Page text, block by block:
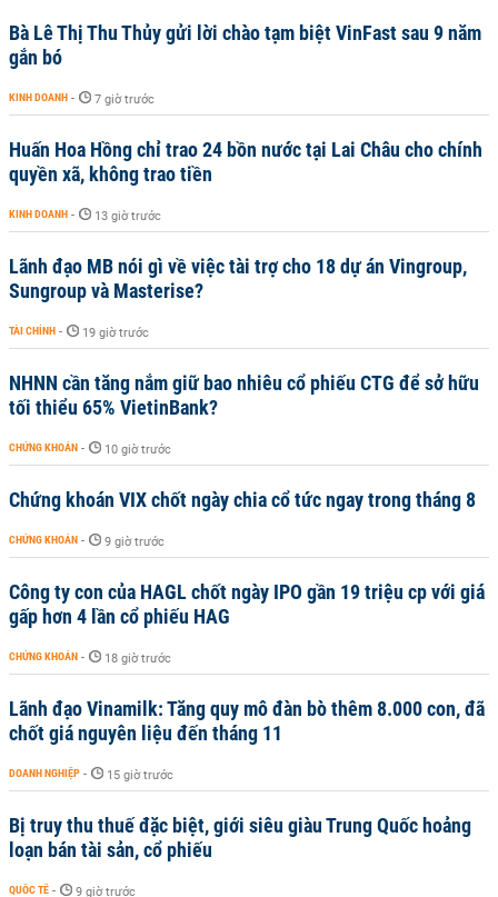
Bà Lê Thị Thu Thủy gửi lời chào tạm biệt VinFast sau 9 năm
gắn bó
KINH DOANH - 7 giờ trước
Huấn Hoa Hồng chỉ trao 24 bồn nước tại Lai Châu cho chính
quyền xã, không trao tiền
KINH DOANH - 13 giờ trước
Lãnh đạo MB nói gì về việc tài trợ cho 18 dự án Vingroup,
Sungroup và Masterise?
TÀI CHÍNH - 19 giờ trước
NHNN cần tăng nắm giữ bao nhiêu cổ phiếu CTG để sở hữu
tối thiểu 65% VietinBank?
CHỨNG KHOÁN - 10 giờ trước
Chứng khoán VIX chốt ngày chia cổ tức ngay trong tháng 8
CHỨNG KHOÁN - 9 giờ trước
Công ty con của HAGL chốt ngày IPO gần 19 triệu cp với giá
gấp hơn 4 lần cổ phiếu HAG
CHỨNG KHOÁN - 18 giờ trước
Lãnh đạo Vinamilk: Tăng quy mô đàn bò thêm 8.000 con, đã
chốt giá nguyên liệu đến tháng 11
DOANH NGHIỆP - 15 giờ trước
Bị truy thu thuế đặc biệt, giới siêu giàu Trung Quốc hoảng
loạn bán tài sản, cổ phiếu
QUỐC TẾ - 9 giờ trước